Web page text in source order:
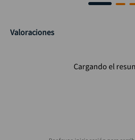
Valoraciones
Cargando el